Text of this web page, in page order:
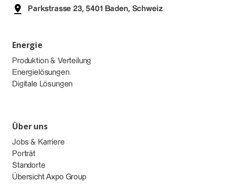
Parkstrasse 23, 5401 Baden, Schweiz
Energie
Produktion & Verteilung
Energielösungen
Digitale Lösungen
Über uns
Jobs & Karriere
Porträt
Standorte
Übersicht Axpo Group